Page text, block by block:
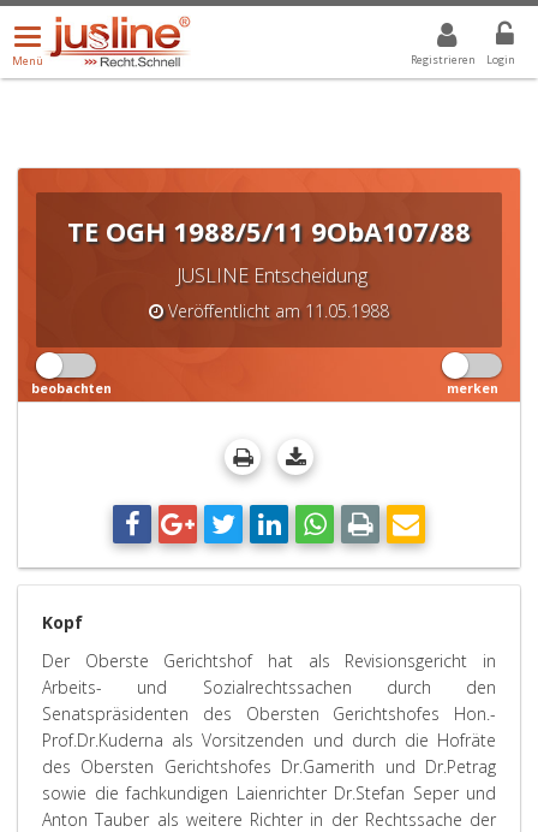
Registrieren Login
Menü
öffnen/schließen
Menü
ALLE DROPDOWN: GEWÄHLTER WERT IST ALLE
TE OGH 1988/5/11 9ObA107/88
JUSLINE Entscheidung
Veröffentlicht am 11.05.1988
beobachten merken
Kopf
Der Oberste Gerichtshof hat als Revisionsgericht in
Arbeits- und Sozialrechtssachen durch den
Senatspräsidenten des Obersten Gerichtshofes Hon.-
Prof.Dr.Kuderna als Vorsitzenden und durch die Hofräte
des Obersten Gerichtshofes Dr.Gamerith und Dr.Petrag
sowie die fachkundigen Laienrichter Dr.Stefan Seper und
Anton Tauber als weitere Richter in der Rechtssache der